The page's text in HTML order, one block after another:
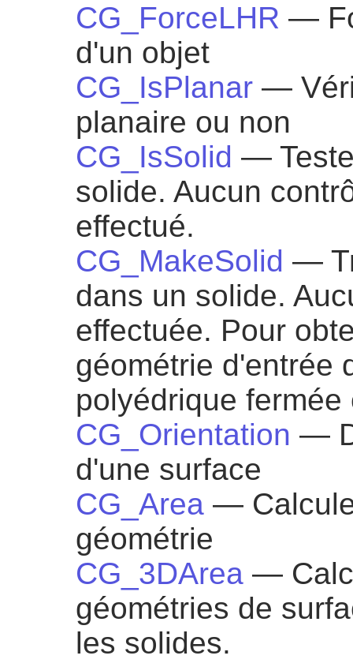
CG_ForceLHR —
d'un objet
CG_IsPlanar —
planaire ou non
CG_IsSolid —
solide. Aucun
effectué.
CG_MakeSolid —
dans un solide.
effectuée. Pour
géométrie d'entrée
polyédrique
CG_Orientation —
d'une surface
CG_Area —
géométrie
CG_3DArea —
géométries de
les solides.